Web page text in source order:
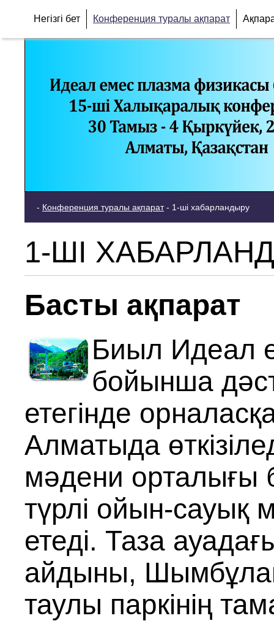
Негізгі бет Конференция туралы ақпарат
- Конференция туралы ақпарат- 1-ші хабарландыру
1-ШІ
Басты ақпарат
Биыл Идеал
бойынша
етегінде
Алматыда
мәдени
түрлі ойын-сауық
етеді. Таза
айдыны,
таулы паркінің